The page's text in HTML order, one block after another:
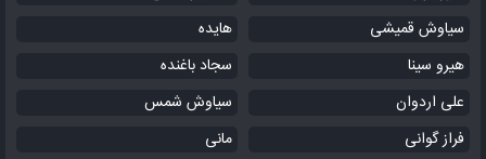
سیاوش قمیشی
هایده
هیرو سینا
سجاد باغنده
علی اردوان
سیاوش شمس
فراز گوانی
مانی